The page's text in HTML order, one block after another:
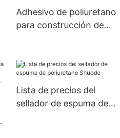
Adhesivo de poliuretano
para construcción de
Lista de precios del
sellador de espuma de